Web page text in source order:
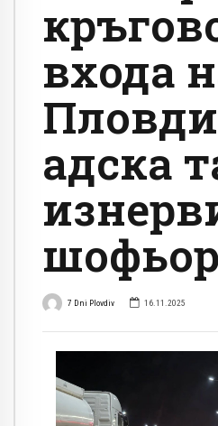
входа
адска
7 Dni Plovdiv 16.11.2025